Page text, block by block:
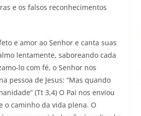
e os falsos reconhecimentos
e amor ao Senhor e canta suas
lentamente, saboreando cada
lo com fé, o Senhor nos
pessoa de Jesus: “Mas quando
(Tt 3,4) O Pai nos enviou
o caminho da vida plena. O